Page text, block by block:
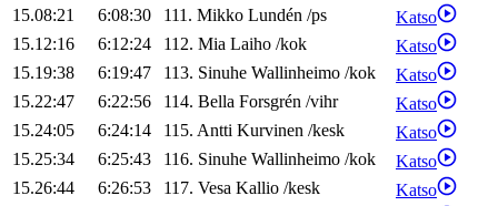
15.08:21
6:08:30 111. Mikko Lundén /ps
Katso
15.12:16
6:12:24 112. Mia Laiho /kok
Katso
15.19:38
6:19:47 113. Sinuhe Wallinheimo /kok
Katso
15.22:47
6:22:56 114. Bella Forsgrén /vihr
Katso
15.24:05
6:24:14 115. Antti Kurvinen /kesk
Katso
15.25:34
6:25:43 116. Sinuhe Wallinheimo /kok
Katso
15.26:44
6:26:53 117. Vesa Kallio /kesk
Katso